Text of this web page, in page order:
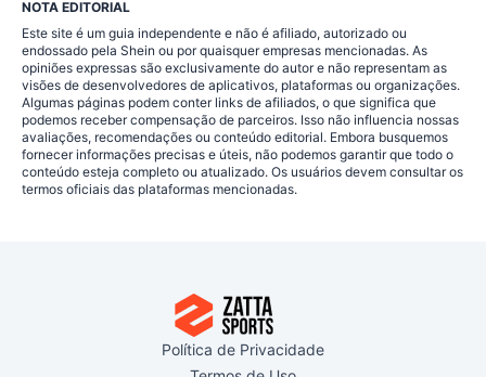
NOTA EDITORIAL
Este site é um guia independente e não é afiliado, autorizado ou
endossado pela Shein ou por quaisquer empresas mencionadas. As
opiniões expressas são exclusivamente do autor e não representam as
visões de desenvolvedores de aplicativos, plataformas ou organizações.
Algumas páginas podem conter links de afiliados, o que significa que
podemos receber compensação de parceiros. Isso não influencia nossas
avaliações, recomendações ou conteúdo editorial. Embora busquemos
fornecer informações precisas e úteis, não podemos garantir que todo o
conteúdo esteja completo ou atualizado. Os usuários devem consultar os
termos oficiais das plataformas mencionadas.
Política de Privacidade